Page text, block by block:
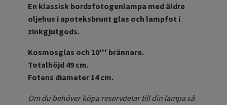
En klassisk bordsfotogenlampa med äldre
oljehus i apoteksbrunt glas och lampfot i
zinkgjutgods.
Kosmosglas och 10''' brännare.
Totalhöjd 49 cm.
Fotens diameter 14 cm.
Om du behöver köpa reservdelar till din lampa så